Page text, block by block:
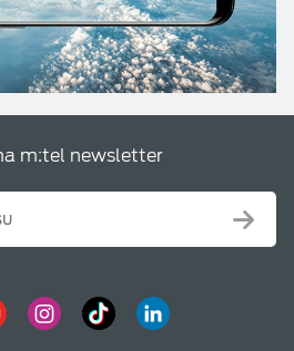
m:tel newsletter